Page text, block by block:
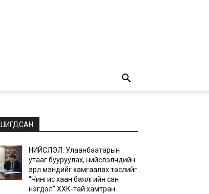
НИЙСЛЭЛ: Улаанбаатарын
утааг бууруулах, нийслэлчүүдийн
эрүүл мэндийг хамгаалах төслийг
“Чингис хаан баялгийн сан
нэгдэл” ХХК-тай хамтран